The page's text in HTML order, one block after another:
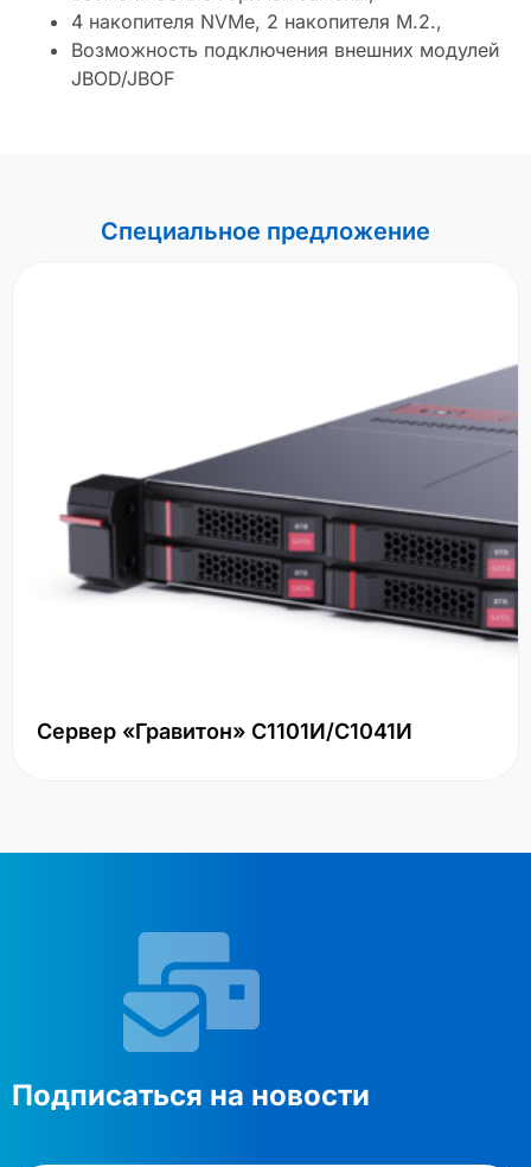
4 накопителя NVMe, 2 накопителя M.2.,
Возможность подключения внешних модулей
JBOD/JBOF
Специальное предложение
Сервер «Гравитон» С1101И/С1041И
Подписаться на новости